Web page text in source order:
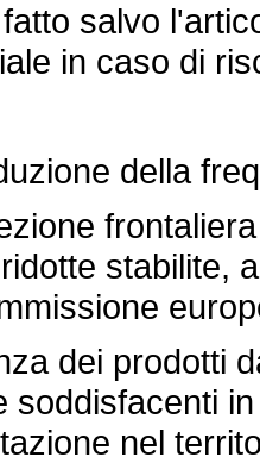
salvo
in caso di
della
frontaliera
stabilite,
dei prodotti
soddisfacenti
nel